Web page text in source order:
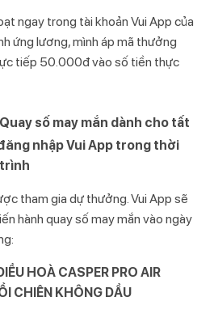
ngay trong tài khoản Vui App của
ứng lương, mình áp mã thưởng
tiếp 50.000đ vào số tiền thực
số may mắn dành cho tất
nhập Vui App trong thời
tham gia dự thưởng. Vui App sẽ
hành quay số may mắn vào ngày
HOÀ CASPER PRO AIR
CHIÊN KHÔNG DẦU